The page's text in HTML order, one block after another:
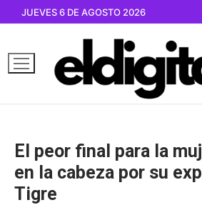
contenido
JUEVES 6 DE AGOSTO 2026
El peor final para la
en la cabeza por su
Tigre